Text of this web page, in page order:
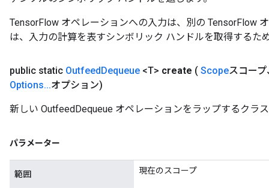
TensorFlow オペレーションへの入力は、別の TensorFlow
は、入力の計算を表すシンボリック ハンドルを取得するた
public static OutfeedDequeue <T> create ( Scopeスコー
Options...オプション)
新しい OutfeedDequeue オペレーションをラップするクラ
パラメーター
範囲 現在のスコープ